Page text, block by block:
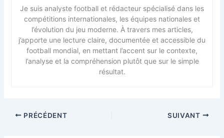
Je suis analyste football et rédacteur spécialisé dans les
compétitions internationales, les équipes nationales et
l’évolution du jeu moderne. À travers mes articles,
j’apporte une lecture claire, documentée et accessible du
football mondial, en mettant l’accent sur le contexte,
l’analyse et la compréhension plutôt que sur le simple
résultat.
PRÉCÉDENT SUIVANT